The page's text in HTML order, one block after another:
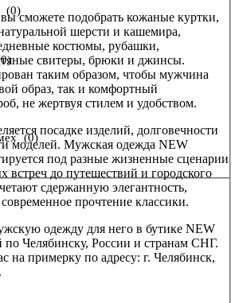
(0)
0)
(0)
сможете подобрать кожаные куртки,
шерсти и кашемира,
костюмы, рубашки,
свитеры, брюки и джинсы.
таким образом, чтобы мужчина
образ, так и комфортный
не жертвуя стилем и удобством.
посадке изделий, долговечности
моделей. Мужская одежда NEW
под разные жизненные сценарии
до путешествий и городского
сдержанную элегантность,
прочтение классики.
одежду для него в бутике NEW
по Челябинску, России и странам СНГ.
на примерку по адресу: г. Челябинск,